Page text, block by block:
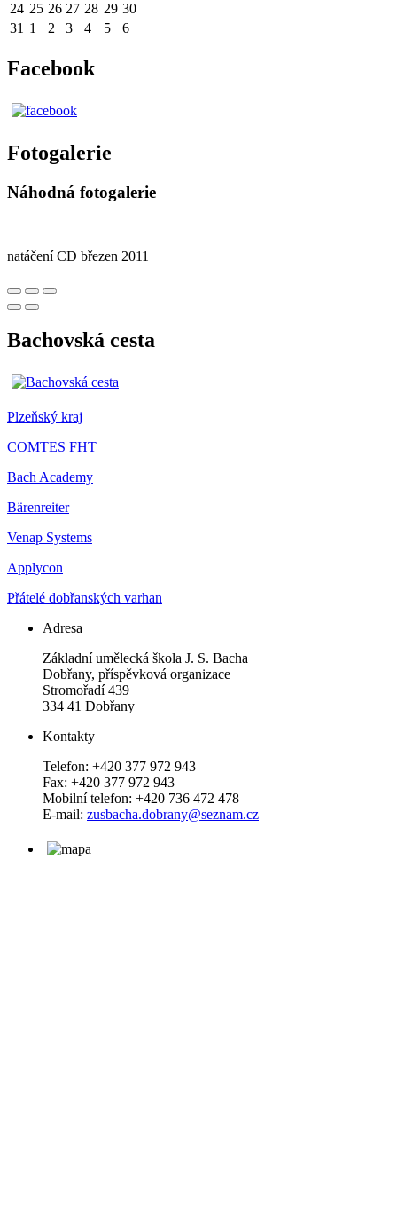
24 25 26 27 28 29 30
31 1 2 3 4 5 6
Facebook
Fotogalerie
Náhodná fotogalerie
natáčení CD březen 2011
Bachovská cesta
Plzeňský kraj
COMTES FHT
Bach Academy
Bärenreiter
Venap Systems
Applycon
Přátelé dobřanských varhan
Adresa
Základní umělecká škola J. S. Bacha
Dobřany, příspěvková organizace
Stromořadí 439
334 41 Dobřany
Kontakty
Telefon: +420 377 972 943
Fax: +420 377 972 943
Mobilní telefon: +420 736 472 478
E-mail: zusbacha.dobrany@seznam.cz